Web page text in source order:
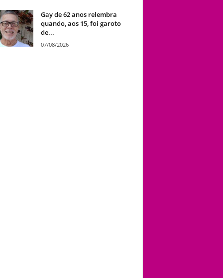
Gay de 62 anos relembra
quando, aos 15, foi garoto
de...
07/08/2026